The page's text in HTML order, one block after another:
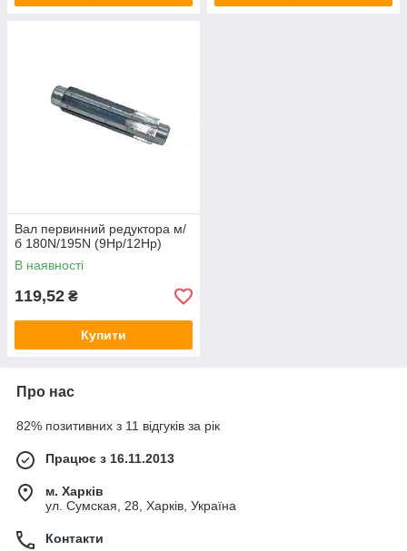
Вал первинний редуктора м/
б 180N/195N (9Hp/12Hp)
В наявності
119,52 ₴
Купити
Про нас
82% позитивних з 11 відгуків за рік
Працює з 16.11.2013
м. Харків
ул. Сумская, 28, Харків, Україна
Контакти